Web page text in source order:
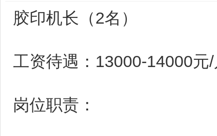
胶印机长（2名）
工资待遇：13000-14000元
岗位职责：